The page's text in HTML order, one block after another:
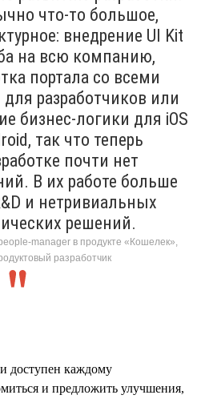
что-то большое,
внедрение UI Kit
на всю компанию,
портала со всеми
для разработчиков или
бизнес-логики для iOS
так что теперь
почти нет
В их работе больше
и нетривиальных
решений.
manager в продукте «Кошелек»,
разработчик
доступен каждому
и предложить улучшения,